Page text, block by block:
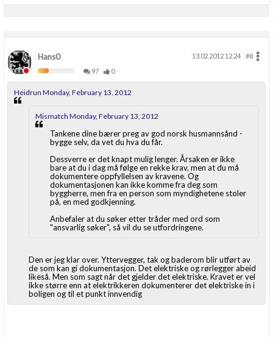
Hans0 13.02.2012 12.24
#8
97
0
Heidrun Monday, February 13, 2012
Mismatch Monday, February 13, 2012
Tankene dine bærer preg av god norsk husmannsånd -
bygge selv, da vet du hva du får.
Dessverre er det knapt mulig lenger. Årsaken er ikke
bare at du i dag må følge en rekke krav, men at du må
dokumentere oppfyllelsen av kravene. Og
dokumentasjonen kan ikke komme fra deg som
byggherre, men fra en person som myndighetene stoler
på, en med godkjenning.
Anbefaler at du søker etter tråder med ord som
"ansvarlig søker", så vil du se utfordringene.
Den er jeg klar over. Yttervegger, tak og baderom blir utført av
de som kan gi dokumentasjon. Det elektriske og rørlegger abeid
likeså. Men som sagt når det gjelder det elektriske. Kravet er vel
ikke større enn at elektrikkeren dokumenterer det elektriske in i
boligen og til et punkt innvendig